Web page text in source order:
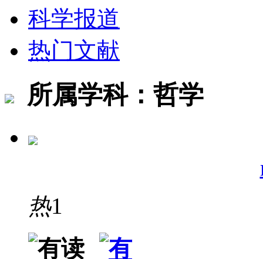
科学报道
热门文献
所属学科：哲学
热1